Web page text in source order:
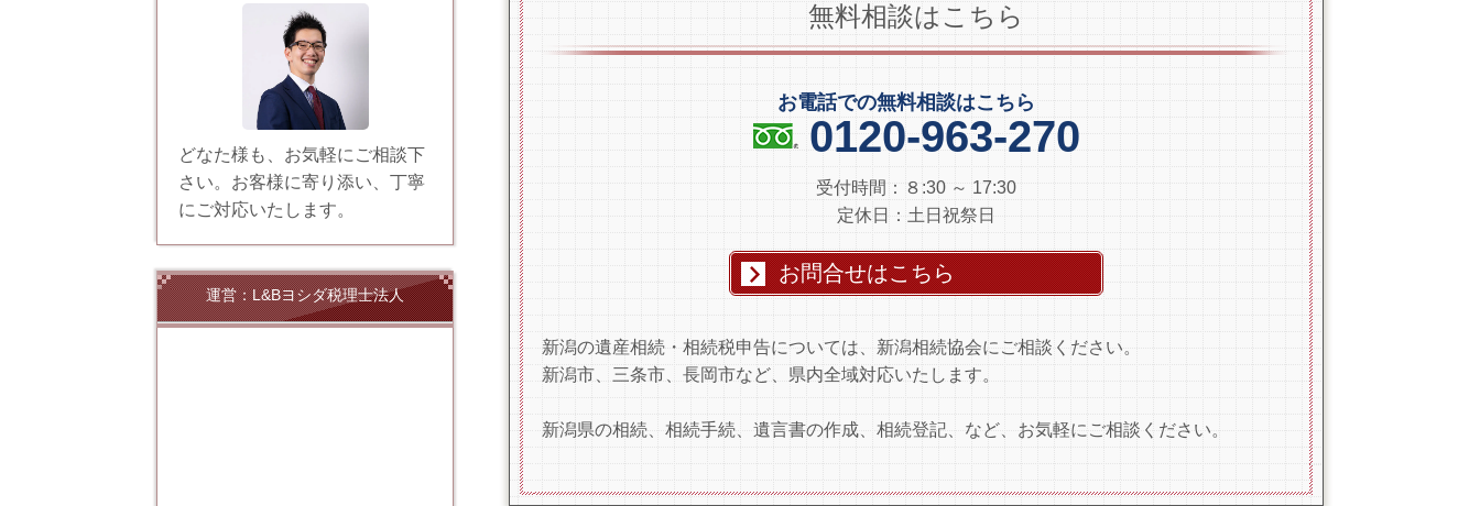
無料相談はこちら
お電話での無料相談はこちら
0120-963-270
受付時間：８:30 ～ 17:30
定休日：土日祝祭日
お問合せはこちら
新潟の遺産相続・相続税申告については、新潟相続協会にご相談ください。
新潟市、三条市、長岡市など、県内全域対応いたします。
新潟県の相続、相続手続、遺言書の作成、相続登記、など、お気軽にご相談ください。
どなた様も、お気軽にご相談下
さい。お客様に寄り添い、丁寧
にご対応いたします。
運営：L&Bヨシダ税理士法人